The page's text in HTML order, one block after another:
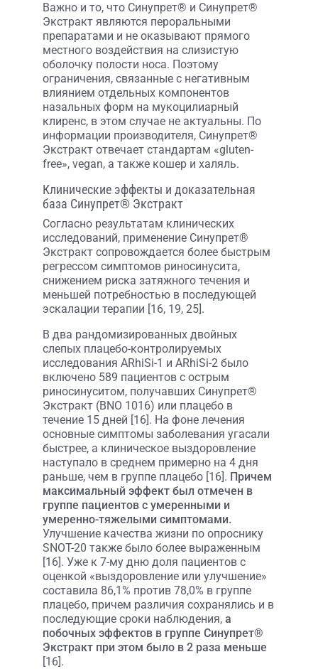
Важно и то, что Синупрет® и Синупрет®
Экстракт являются пероральными
препаратами и не оказывают прямого
местного воздействия на слизистую
оболочку полости носа. Поэтому
ограничения, связанные с негативным
влиянием отдельных компонентов
назальных форм на мукоцилиарный
клиренс, в этом случае не актуальны. По
информации производителя, Синупрет®
Экстракт отвечает стандартам «gluten-
free», vegan, а также кошер и халяль.
Клинические эффекты и доказательная
база Синупрет® Экстракт
Согласно результатам клинических
исследований, применение Синупрет®
Экстракт сопровождается более быстрым
регрессом симптомов риносинусита,
снижением риска затяжного течения и
меньшей потребностью в последующей
эскалации терапии [16, 19, 25].
В два рандомизированных двойных
слепых плацебо-контролируемых
исследования ARhiSi-1 и ARhiSi-2 было
включено 589 пациентов с острым
риносинуситом, получавших Синупрет®
Экстракт (BNO 1016) или плацебо в
течение 15 дней [16]. На фоне лечения
основные симптомы заболевания угасали
быстрее, а клиническое выздоровление
наступало в среднем примерно на 4 дня
раньше, чем в группе плацебо [16]. Причем
максимальный эффект был отмечен в
группе пациентов с умеренными и
умеренно-тяжелыми симптомами.
Улучшение качества жизни по опроснику
SNOT-20 также было более выраженным
[16]. Уже к 7-му дню доля пациентов с
оценкой «выздоровление или улучшение»
составила 86,1% против 78,0% в группе
плацебо, причем различия сохранялись и в
последующие сроки наблюдения, а
побочных эффектов в группе Синупрет®
Экстракт при этом было в 2 раза меньше
[16].